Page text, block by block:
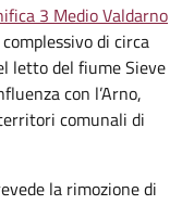
3 Medio Valdarno
di circa
letto del fiume Sieve
con l’Arno,
comunali di
la rimozione di